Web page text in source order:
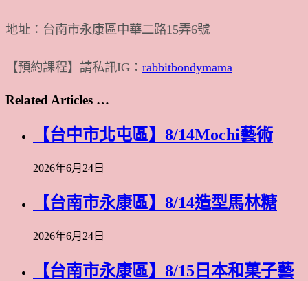
地址：台南市永康區中華二路15弄6號
【預約課程】請私訊IG： rabbitbondymama
Related Articles …
【台中市北屯區】8/14Mochi藝術
2026年6月24日
【台南市永康區】8/14造型馬林糖
2026年6月24日
【台南市永康區】8/15日本和菓子藝